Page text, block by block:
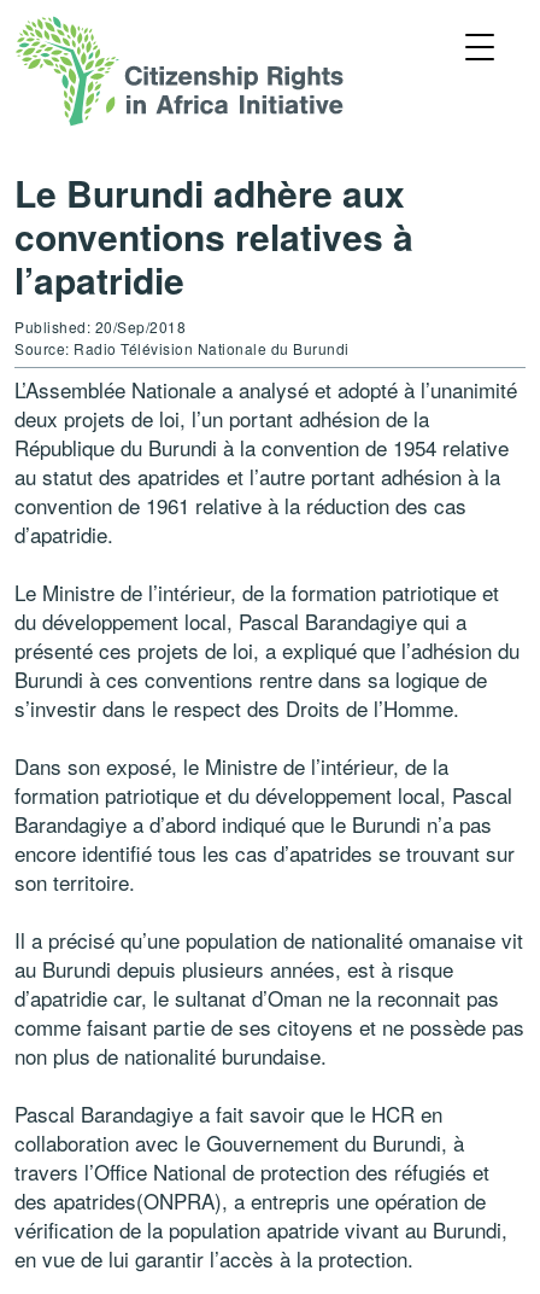
Le Burundi adhère aux
conventions relatives à
l’apatridie
Published: 20/Sep/2018
Source: Radio Télévision Nationale du Burundi
L’Assemblée Nationale a analysé et adopté à l’unanimité
deux projets de loi, l’un portant adhésion de la
République du Burundi à la convention de 1954 relative
au statut des apatrides et l’autre portant adhésion à la
convention de 1961 relative à la réduction des cas
d’apatridie.
Le Ministre de l’intérieur, de la formation patriotique et
du développement local, Pascal Barandagiye qui a
présenté ces projets de loi, a expliqué que l’adhésion du
Burundi à ces conventions rentre dans sa logique de
s’investir dans le respect des Droits de l’Homme.
Dans son exposé, le Ministre de l’intérieur, de la
formation patriotique et du développement local, Pascal
Barandagiye a d’abord indiqué que le Burundi n’a pas
encore identifié tous les cas d’apatrides se trouvant sur
son territoire.
Il a précisé qu’une population de nationalité omanaise vit
au Burundi depuis plusieurs années, est à risque
d’apatridie car, le sultanat d’Oman ne la reconnait pas
comme faisant partie de ses citoyens et ne possède pas
non plus de nationalité burundaise.
Pascal Barandagiye a fait savoir que le HCR en
collaboration avec le Gouvernement du Burundi, à
travers l’Office National de protection des réfugiés et
des apatrides(ONPRA), a entrepris une opération de
vérification de la population apatride vivant au Burundi,
en vue de lui garantir l’accès à la protection.